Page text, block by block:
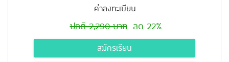
ค่าลงทะเบียน
ปกติ 2,290 บาท ลด 22%
สมัครเรียน